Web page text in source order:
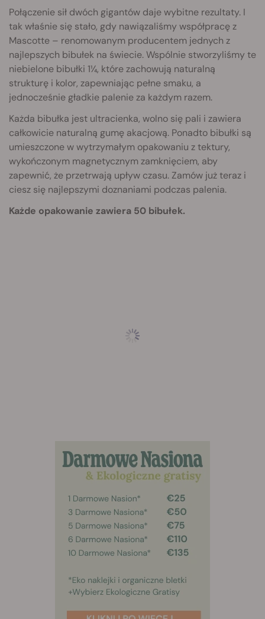
Połączenie sił dwóch gigantów daje wybitne rezultaty. I
tak właśnie się stało, gdy nawiązaliśmy współpracę z
Mascotte – renomowanym producentem jednych z
najlepszych bibułek na świecie. Wspólnie stworzyliśmy te
niebielone bibułki 1¼, które zachowują naturalną
strukturę i kolor, zapewniając pełne smaku, a
jednocześnie gładkie palenie za każdym razem.
Każda bibułka jest ultracienka, wolno się pali i zawiera
całkowicie naturalną gumę akacjową. Ponadto bibułki są
umieszczone w wytrzymałym opakowaniu z tektury,
wykończonym magnetycznym zamknięciem, aby
zapewnić, że przetrwają upływ czasu. Zamów już teraz i
ciesz się najlepszymi doznaniami podczas palenia.
Każde opakowanie zawiera 50 bibułek.